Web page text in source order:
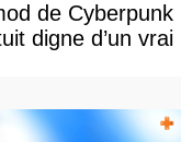
de Cyberpunk
digne d’un vrai